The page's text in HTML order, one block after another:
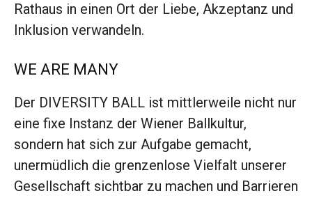
Rathaus in einen Ort der Liebe, Akzeptanz und
Inklusion verwandeln.
WE ARE MANY
Der DIVERSITY BALL ist mittlerweile nicht nur
eine fixe Instanz der Wiener Ballkultur,
sondern hat sich zur Aufgabe gemacht,
unermüdlich die grenzenlose Vielfalt unserer
Gesellschaft sichtbar zu machen und Barrieren